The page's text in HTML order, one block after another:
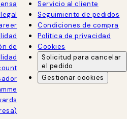
de
Servicio al cliente
Seguimiento de pedidos
Condiciones de compra
Política de privacidad
Cookies
Solicitud para cancelar
el pedido
Gestionar cookies